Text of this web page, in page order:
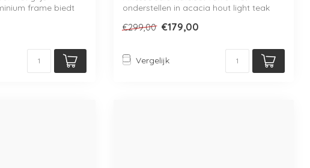
frame biedt
onderstellen in acacia hout light teak
€299,00 €179,00
Vergelijk